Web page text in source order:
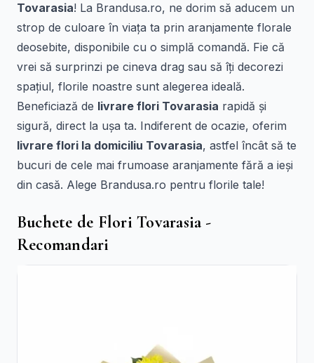
Tovarasia! La Brandusa.ro, ne dorim să aducem un
strop de culoare în viața ta prin aranjamente florale
deosebite, disponibile cu o simplă comandă. Fie că
vrei să surprinzi pe cineva drag sau să îți decorezi
spațiul, florile noastre sunt alegerea ideală.
Beneficiază de livrare flori Tovarasia rapidă și
sigură, direct la ușa ta. Indiferent de ocazie, oferim
livrare flori la domiciliu Tovarasia, astfel încât să te
bucuri de cele mai frumoase aranjamente fără a ieși
din casă. Alege Brandusa.ro pentru florile tale!
Buchete de Flori Tovarasia -
Recomandari